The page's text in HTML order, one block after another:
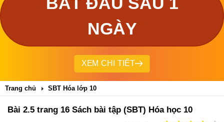
NGÀY
XEM CHI TIẾT
Trang chủ SBT Hóa lớp 10
Bài 2.5 trang 16 Sách bài tập (SBT) Hóa học 10